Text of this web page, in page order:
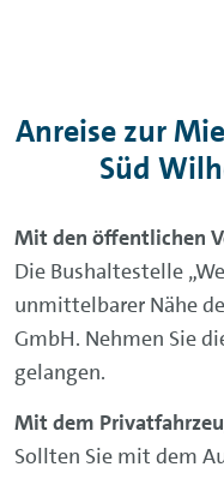
Anreise zur
Süd
Mit den öffentlichen
Die Bushaltestelle
unmittelbarer Nähe
GmbH. Nehmen Sie
gelangen.
Mit dem
Sollten Sie mit dem